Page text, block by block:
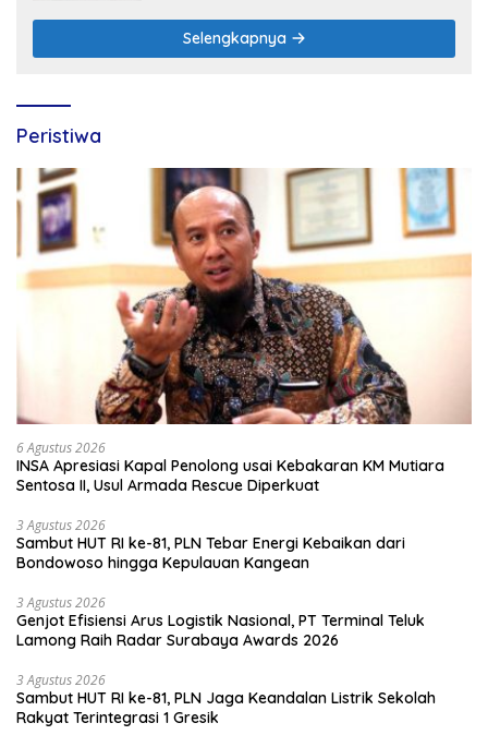
Selengkapnya
Peristiwa
6 Agustus 2026
INSA Apresiasi Kapal Penolong usai Kebakaran KM Mutiara
Sentosa II, Usul Armada Rescue Diperkuat
3 Agustus 2026
Sambut HUT RI ke-81, PLN Tebar Energi Kebaikan dari
Bondowoso hingga Kepulauan Kangean
3 Agustus 2026
Genjot Efisiensi Arus Logistik Nasional, PT Terminal Teluk
Lamong Raih Radar Surabaya Awards 2026
3 Agustus 2026
Sambut HUT RI ke-81, PLN Jaga Keandalan Listrik Sekolah
Rakyat Terintegrasi 1 Gresik